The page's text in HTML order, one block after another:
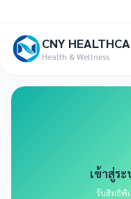
CNY
Health & Wellness
เข้าสู่ร
รับสิทธิพิ